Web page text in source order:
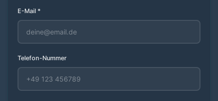
E-Mail *
Telefon-Nummer